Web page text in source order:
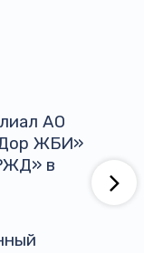
АО
ЖБИ»
в